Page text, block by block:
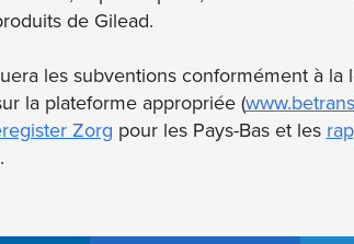
de Gilead.
les subventions conformément à
la plateforme appropriée (
Zorg pour les Pays-Bas et les